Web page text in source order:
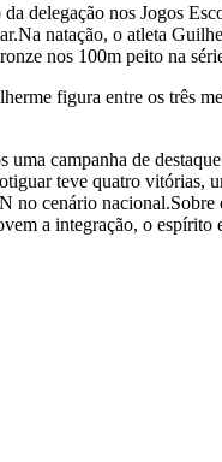
delegação nos Jogos
natação, o atleta
nos 100m peito na
figura entre os três
campanha de
teve quatro vitórias,
cenário
a integração, o